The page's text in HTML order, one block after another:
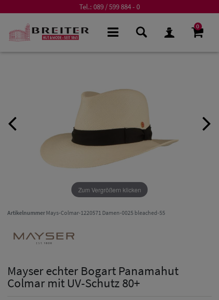
Tel.: 089 / 599 884 - 0
0
Zum Vergrößern klicken
ArtikelnummerMays-Colmar-1220571 Damen-0025 bleached-55
Mayser echter Bogart Panamahut
Colmar mit UV-Schutz 80+